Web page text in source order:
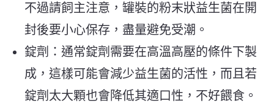
不過請飼主注意，罐裝的粉末狀益生菌在開
封後要小心保存，盡量避免受潮。
錠劑：通常錠劑需要在高溫高壓的條件下製
成，這樣可能會減少益生菌的活性，而且若
錠劑太大顆也會降低其適口性，不好餵食。